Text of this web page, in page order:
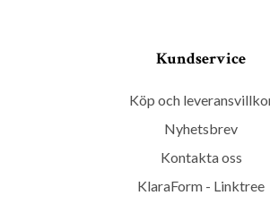
Kundservice
Köp och
Nyhetsbrev
Kontakta oss
KlaraForm - Linktree